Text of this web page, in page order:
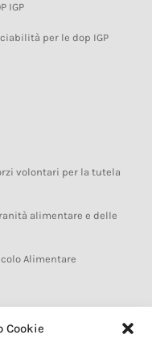
Cookie
IGP
per le dop IGP
volontari per la tutela
alimentare e delle
Alimentare